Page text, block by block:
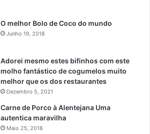
O melhor Bolo de Coco do mundo
Junho 19, 2018
Adorei mesmo estes bifinhos com este
molho fantástico de cogumelos muito
melhor que os dos restaurantes
Dezembro 5, 2021
Carne de Porco à Alentejana Uma
autentica maravilha
Maio 25, 2018